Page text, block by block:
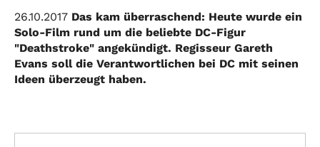
26.10.2017 Das kam überraschend: Heute wurde ein
Solo-Film rund um die beliebte DC-Figur
"Deathstroke" angekündigt. Regisseur Gareth
Evans soll die Verantwortlichen bei DC mit seinen
Ideen überzeugt haben.